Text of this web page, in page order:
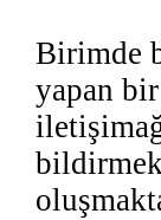
Birimde
yapan